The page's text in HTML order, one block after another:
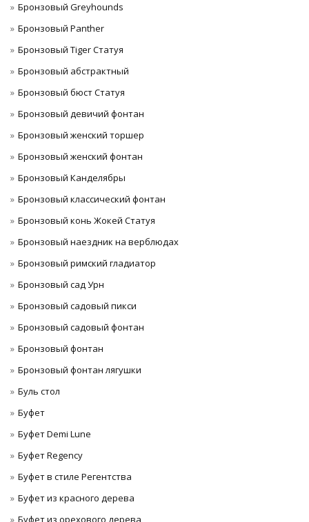
Бронзовый Greyhounds
Бронзовый Panther
Бронзовый Tiger Статуя
Бронзовый абстрактный
Бронзовый бюст Статуя
Бронзовый девичий фонтан
Бронзовый женский торшер
Бронзовый женский фонтан
Бронзовый Канделябры
Бронзовый классический фонтан
Бронзовый конь Жокей Статуя
Бронзовый наездник на верблюдах
Бронзовый римский гладиатор
Бронзовый сад Урн
Бронзовый садовый пикси
Бронзовый садовый фонтан
Бронзовый фонтан
Бронзовый фонтан лягушки
Буль стол
Буфет
Буфет Demi Lune
Буфет Regency
Буфет в стиле Регентства
Буфет из красного дерева
Буфет из орехового дерева